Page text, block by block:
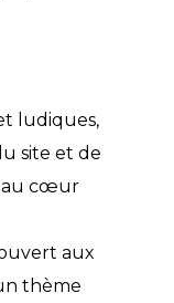
ludiques,
site et de
au cœur
aux
thème